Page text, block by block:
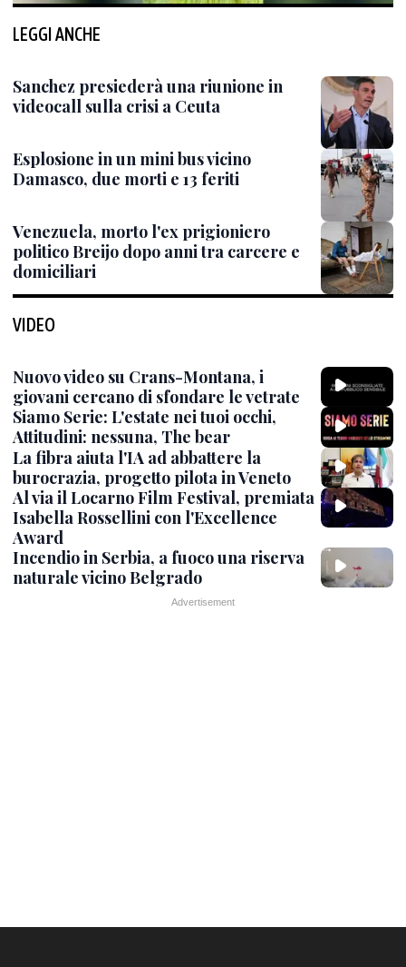
LEGGI ANCHE
Sanchez presiederà una riunione in
videocall sulla crisi a Ceuta
Esplosione in un mini bus vicino
Damasco, due morti e 13 feriti
Venezuela, morto l'ex prigioniero
politico Breijo dopo anni tra carcere e
domiciliari
VIDEO
Nuovo video su Crans-Montana, i
giovani cercano di sfondare le vetrate
Siamo Serie: L'estate nei tuoi occhi,
Attitudini: nessuna, The bear
La fibra aiuta l'IA ad abbattere la
burocrazia, progetto pilota in Veneto
Al via il Locarno Film Festival, premiata
Isabella Rossellini con l'Excellence
Award
Incendio in Serbia, a fuoco una riserva
naturale vicino Belgrado